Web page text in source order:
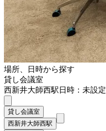
場所、日時から探す
貸し会議室
西新井大師西駅日時：未設定
貸し会議室
西新井大師西駅